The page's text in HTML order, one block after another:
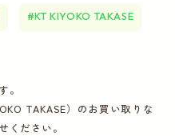
質問
介
KT KIYOKO TAKASE
。
TAKASE）のお買い取りな
ください。